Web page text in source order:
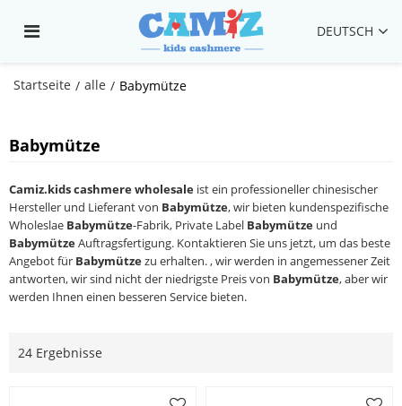
DEUTSCH
Startseite / alle / Babymütze
Babymütze
Camiz.kids cashmere wholesale ist ein professioneller chinesischer
Hersteller und Lieferant von Babymütze, wir bieten kundenspezifische
Wholeslae Babymütze-Fabrik, Private Label Babymütze und
BabymützeAuftragsfertigung. Kontaktieren Sie uns jetzt, um das beste
Angebot für Babymützezu erhalten. , wir werden in angemessener Zeit
antworten, wir sind nicht der niedrigste Preis von Babymütze, aber wir
werden Ihnen einen besseren Service bieten.
24 Ergebnisse